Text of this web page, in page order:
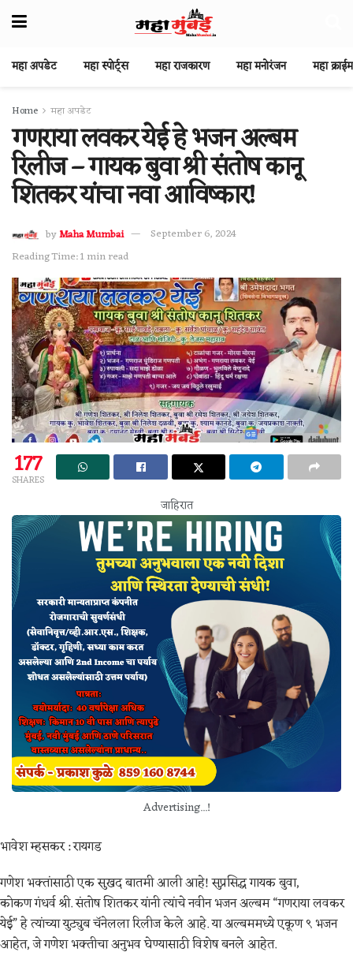
महा अपडेट महा स्पोर्ट्स महा राजकारण महा मनोरंजन महा क्राईम
Home महा अपडेट
गणराया लवकर येई हे भजन अल्बम
रिलीज – गायक बुवा श्री संतोष कानू
शितकर यांचा नवा आविष्कार!
byMaha Mumbai
September 6, 2024
Reading Time: 1 min read
177
SHARES
जाहिरात
Advertising...!
भावेश म्हसकर : रायगड
गणेश भक्तांसाठी एक सुखद बातमी आली आहे! सुप्रसिद्ध गायक बुवा,
कोकण गंधर्व श्री. संतोष शितकर यांनी त्यांचे नवीन भजन अल्बम “गणराया लवकर
येई” हे त्यांच्या युट्युब चॅनेलला रिलीज केले आहे. या अल्बममध्ये एकूण ९ भजन
आहेत, जे गणेश भक्तीचा अनुभव घेण्यासाठी विशेष बनले आहेत.